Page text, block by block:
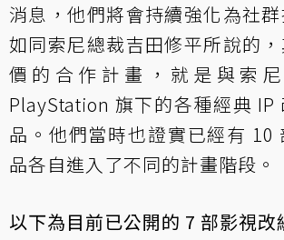
消息，他們將會持續強化為社群
如同索尼總裁吉田修平所說的
價的合作計畫，就是與索
PlayStation 旗下的各種經典 IP
品。他們當時也證實已經有 10
品各自進入了不同的計畫階段。
以下為目前已公開的 7 部影視改